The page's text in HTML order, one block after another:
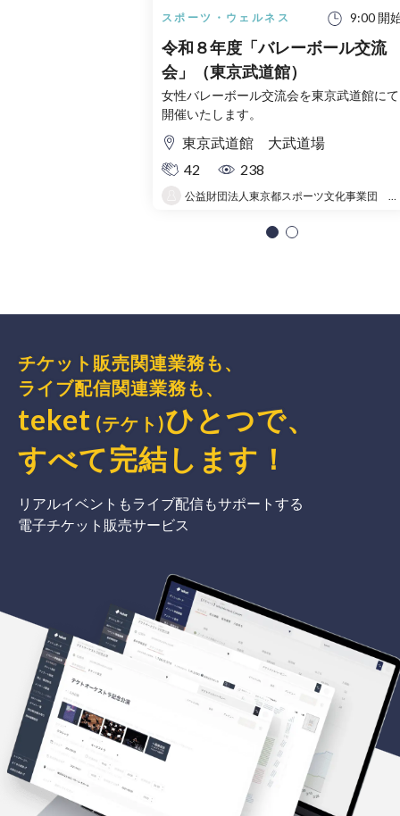
スポーツ・ウェルネス 9:00 開
令和８年度「バレーボール交流
会」（東京武道館）
女性バレーボール交流会を東京武道館にて
開催いたします。
東京武道館 大武道場
42
238
チケット販売関連業務も、
ライブ配信関連業務も、
teket (テケト)ひとつで、
すべて完結 します ！
リアルイベントもライブ配信もサポートする
電子チケット販売サービス